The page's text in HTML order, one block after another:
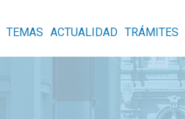
TEMAS ACTUALIDAD TRÁMITES